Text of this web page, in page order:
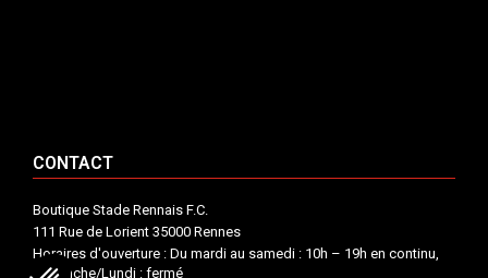
CONTACT
Boutique Stade Rennais F.C.
111 Rue de Lorient 35000 Rennes
Horaires d'ouverture : Du mardi au samedi : 10h – 19h en continu,
Dimanche/Lundi : fermé